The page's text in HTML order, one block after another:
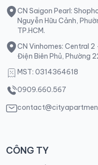
CN Saigon Pearl:
Nguyễn Hữu Cảnh,
TP.HCM.
CN Vinhomes: Central
Điện Biên Phủ, Phường
MST: 0314364618
0909.660.567
CÔNG TY